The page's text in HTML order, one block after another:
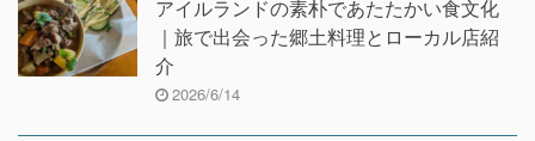
アイルランドの素朴であたたかい食文化
｜旅で出会った郷土料理とローカル店紹
介
2026/6/14